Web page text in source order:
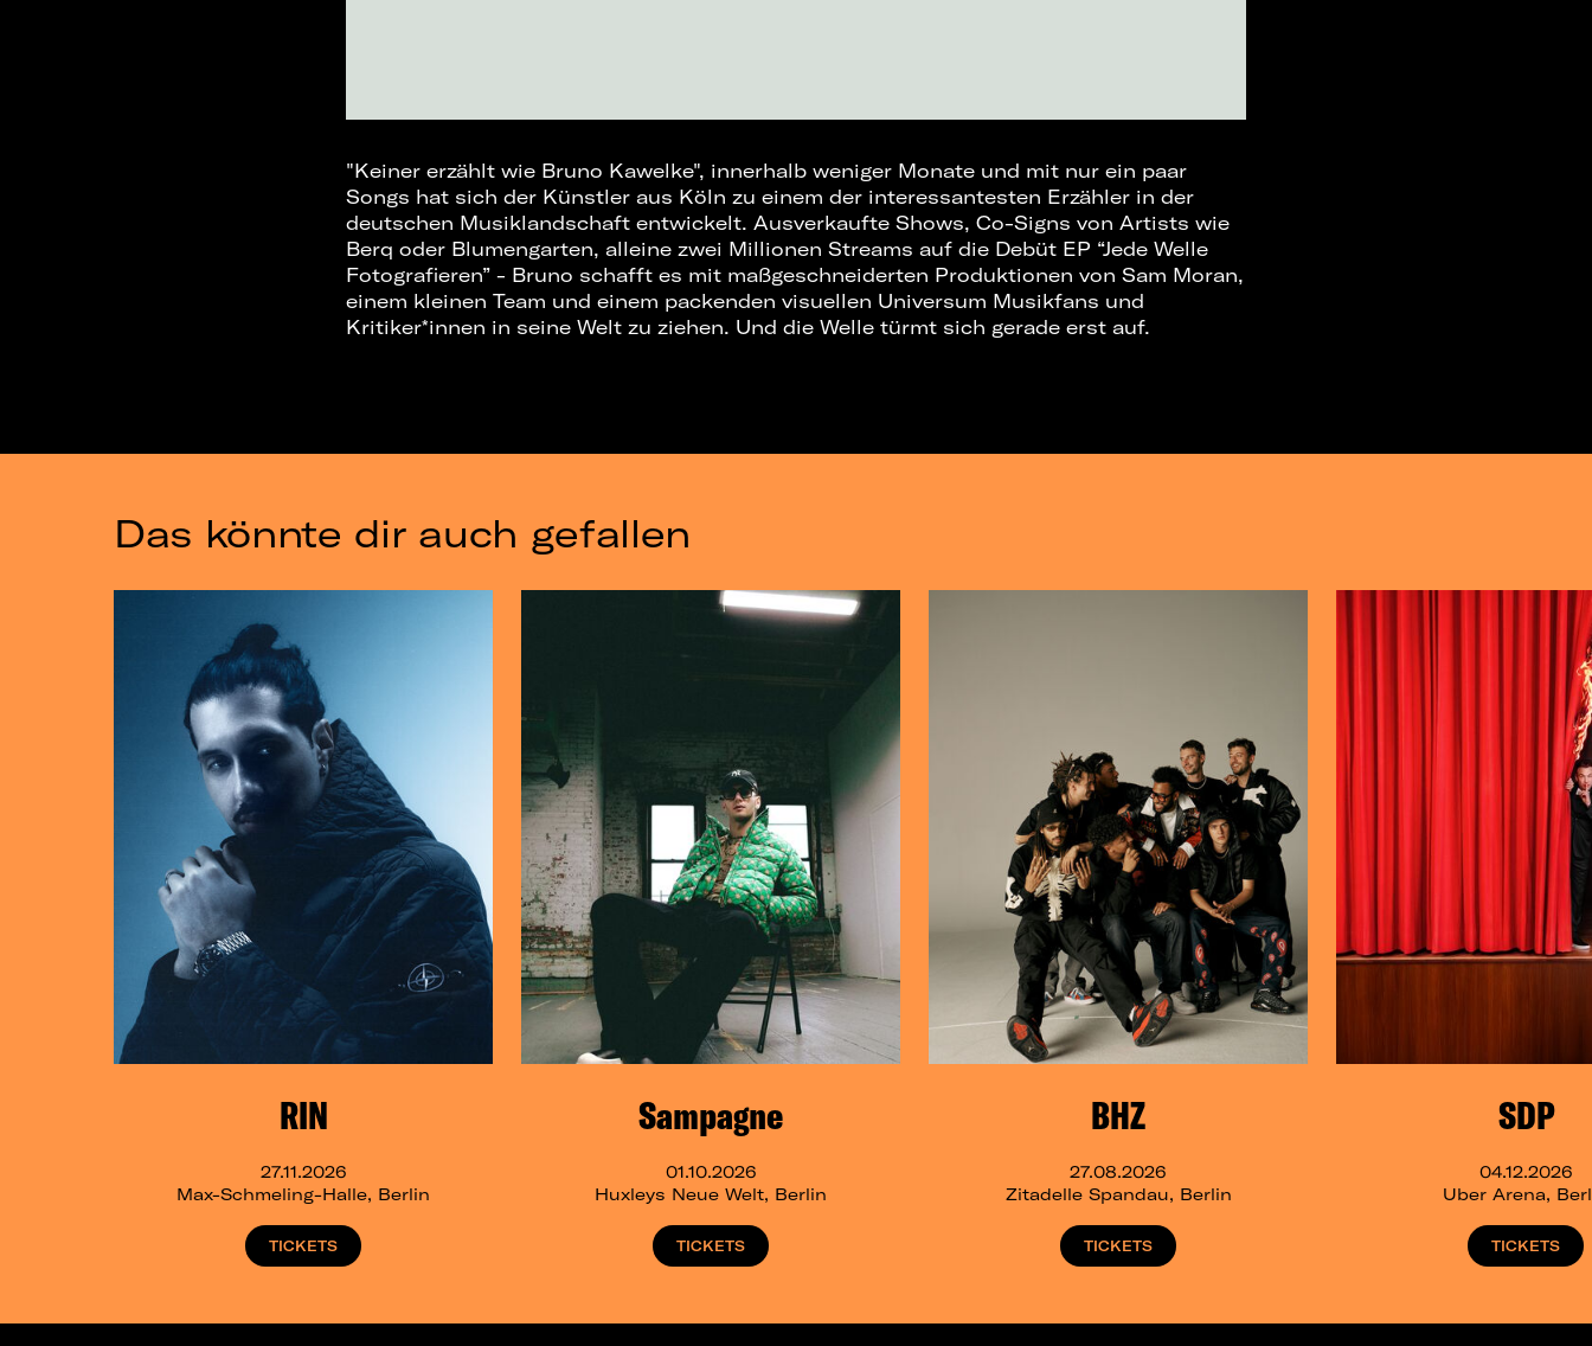
"Keiner erzählt wie Bruno Kawelke", innerhalb weniger Monate und mit nur ein paar
Songs hat sich der Künstler aus Köln zu einem der interessantesten Erzähler in der
deutschen Musiklandschaft entwickelt. Ausverkaufte Shows, Co-Signs von Artists wie
Berq oder Blumengarten, alleine zwei Millionen Streams auf die Debüt EP “Jede Welle
Fotografieren” - Bruno schafft es mit maßgeschneiderten Produktionen von Sam Moran,
einem kleinen Team und einem packenden visuellen Universum Musikfans und
Kritiker*innen in seine Welt zu ziehen. Und die Welle türmt sich gerade erst auf.
Das könnte dir auch gefallen
RIN
27.11.2026
Max-Schmeling-Halle, Berlin
TICKETS
Sampagne
01.10.2026
Huxleys Neue Welt, Berlin
TICKETS
BHZ
27.08.2026
Zitadelle Spandau, Berlin
TICKETS
SDP
04.12.2026
Uber Arena,
TICKETS